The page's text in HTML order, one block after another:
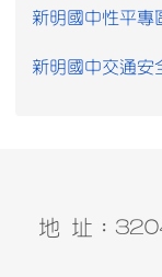
新明國中性平專
新明國中交通安
地 址：